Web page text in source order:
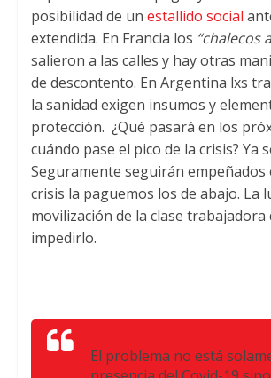
posibilidad de un estallido social
extendida. En Francia los “chalecos
salieron a las calles y hay otras
de descontento. En Argentina lxs
la sanidad exigen insumos y
protección. ¿Qué pasará en los
cuándo pase el pico de la crisis? Ya
Seguramente seguirán empeñados
crisis la paguemos los de abajo. La
movilización de la clase trabajadora
impedirlo.
El problema no está